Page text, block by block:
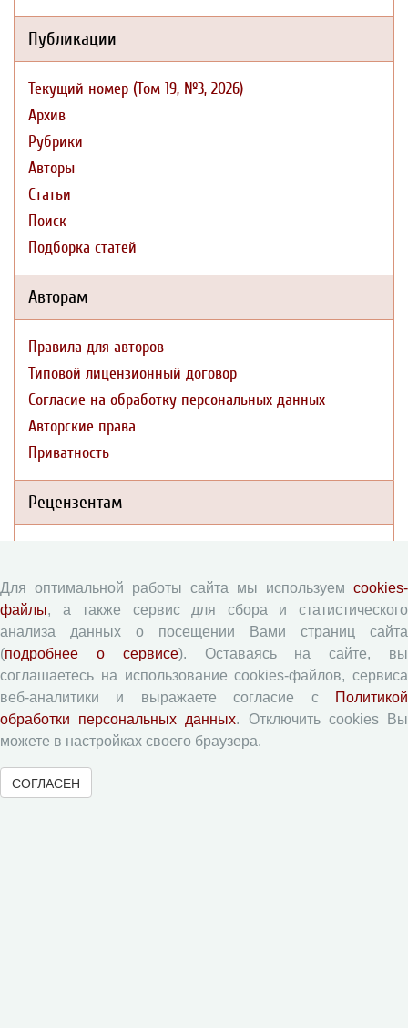
Публикации
Текущий номер (Том 19, №3, 2026)
Архив
Рубрики
Авторы
Статьи
Поиск
Подборка статей
Авторам
Правила для авторов
Типовой лицензионный договор
Согласие на обработку персональных данных
Авторские права
Приватность
Рецензентам
Форма рецензии
Журналы ВолНЦ РАН
Экономические и социальные перемены
Проблемы развития территории
Вопросы территориального развития
Социальное пространство
Юный экономист
Для оптимальной работы сайта мы используем cookies-
файлы, а также сервис для сбора и статистического
анализа данных о посещении Вами страниц сайта
(подробнее о сервисе). Оставаясь на сайте, вы
соглашаетесь на использование cookies-файлов, сервиса
веб-аналитики и выражаете согласие с
Политикой
обработки персональных данных. Отключить cookies Вы
можете в настройках своего браузера.
СОГЛАСЕН